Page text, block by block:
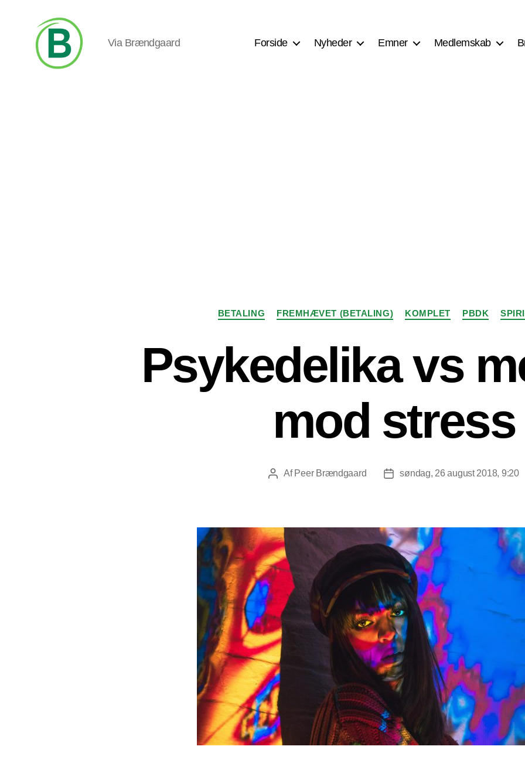
Via Brændgaard Forside Nyheder Emner Medlemskab
Kategorier
BETALING FREMHÆVET (BETALING) KOMPLET PBDK
Psykedelika vs
mod stress
Indlægsforfatter
Af Peer Brændgaard Indlægsdato
søndag, 26 august 2018, 9:20